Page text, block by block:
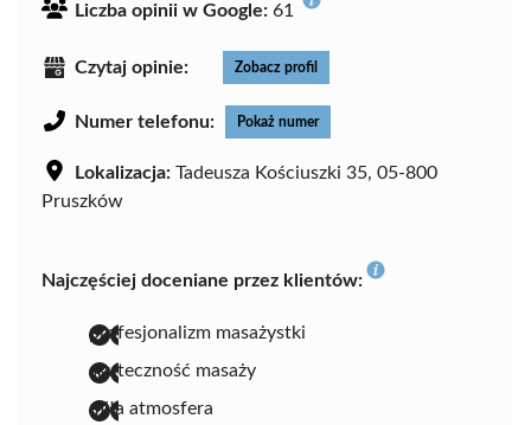
Liczba opinii w Google: 61
Czytaj opinie: Zobacz profil
Numer telefonu: Pokaż numer
Lokalizacja: Tadeusza Kościuszki 35, 05-800
Pruszków
Najczęściej doceniane przez klientów:
profesjonalizm masażystki
skuteczność masaży
miła atmosfera